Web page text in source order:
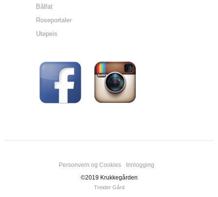
Bålfat
Roseportaler
Utepeis
Personvern og Cookies
Innlogging
©2019 Krukkegården
Treider Gård